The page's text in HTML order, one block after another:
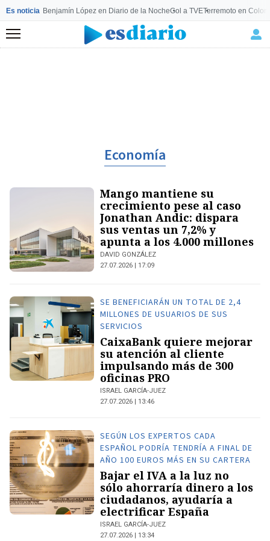
Es noticia Benjamín López en Diario de la NocheGol a TVETerremoto en
Menú
Economía
Mango mantiene su
crecimiento pese al caso
Jonathan Andic: dispara
sus ventas un 7,2% y
apunta a los 4.000 millones
DAVID GONZÁLEZ
27.07.2026 | 17:09
SE BENEFICIARÁN UN TOTAL DE 2,4
MILLONES DE USUARIOS DE SUS
SERVICIOS
CaixaBank quiere mejorar
su atención al cliente
impulsando más de 300
oficinas PRO
ISRAEL GARCÍA-JUEZ
27.07.2026 | 13:46
SEGÚN LOS EXPERTOS CADA
ESPAÑOL PODRÍA TENDRÍA A FINAL DE
AÑO 100 EUROS MÁS EN SU CARTERA
Bajar el IVA a la luz no
sólo ahorraría dinero a los
ciudadanos, ayudaría a
electrificar España
ISRAEL GARCÍA-JUEZ
27.07.2026 | 13:34